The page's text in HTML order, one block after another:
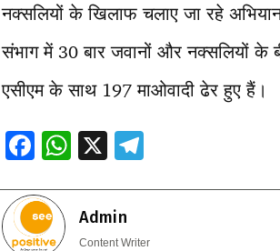
नक्सलियों के खिलाफ चलाए जा रहे
संभाग में 30 बार जवानों और नक्सलियों
एसीएम के साथ 197 माओवादी ढेर हुए हैं।
F
e
b
W
at
s
X T
gr
Admin
Content Writer